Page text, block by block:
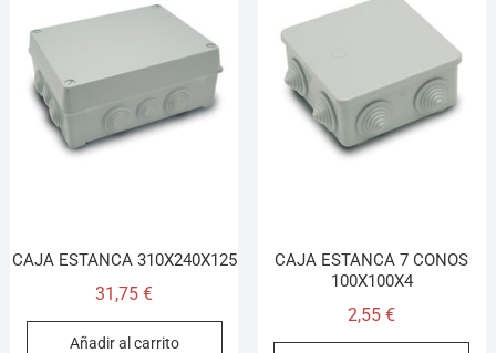
CAJA ESTANCA 310X240X125
31,75€
Añadir al carrito
CAJA ESTANCA 7 CONOS
100X100X4
2,55€